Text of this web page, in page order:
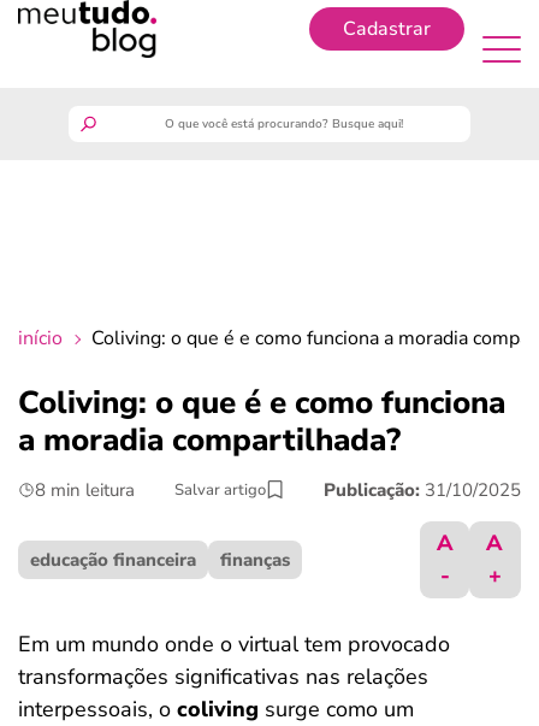
Cadastrar
crédito fácil
últimas notícias
ferramentas
início Coliving: o que é e como funciona a moradia
Coliving: o que é e como funciona
a moradia compartilhada?
8 min leitura Salvar artigo Publicação: 31/10/2025
educação financeira finanças
A
-
A
+
Em um mundo onde o virtual tem provocado
transformações significativas nas relações
interpessoais, o coliving surge como um